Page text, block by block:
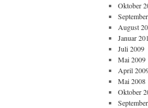
Oktober
August
Januar
Juli 2009
Mai 2009
April
Mai 2008
Oktober